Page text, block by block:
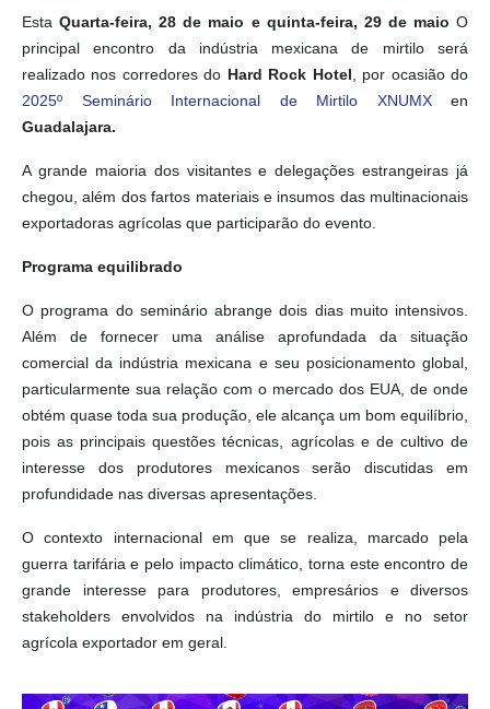
EstaQuarta-feira, 28 de maio e quinta-feira, 29 de maio O
principal encontro da indústria mexicana de mirtilo será
realizado nos corredores do Hard Rock Hotel, por ocasião do
2025º Seminário Internacional de Mirtilo XNUMXen
Guadalajara.
A grande maioria dos visitantes e delegações estrangeiras já
chegou, além dos fartos materiais e insumos das multinacionais
exportadoras agrícolas que participarão do evento.
Programa equilibrado
O programa do seminário abrange dois dias muito intensivos.
Além de fornecer uma análise aprofundada da situação
comercial da indústria mexicana e seu posicionamento global,
particularmente sua relação com o mercado dos EUA, de onde
obtém quase toda sua produção, ele alcança um bom equilíbrio,
pois as principais questões técnicas, agrícolas e de cultivo de
interesse dos produtores mexicanos serão discutidas em
profundidade nas diversas apresentações.
O contexto internacional em que se realiza, marcado pela
guerra tarifária e pelo impacto climático, torna este encontro de
grande interesse para produtores, empresários e diversos
stakeholders envolvidos na indústria do mirtilo e no setor
agrícola exportador em geral.